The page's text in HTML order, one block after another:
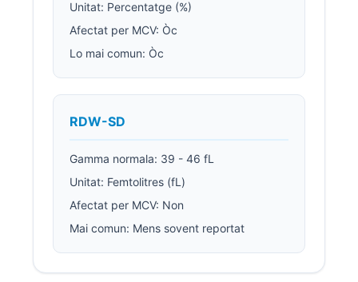
Unitat: Percentatge (%)
Afectat per MCV: Òc
Lo mai comun: Òc
RDW-SD
Gamma normala: 39 - 46 fL
Unitat: Femtolitres (fL)
Afectat per MCV: Non
Mai comun: Mens sovent reportat